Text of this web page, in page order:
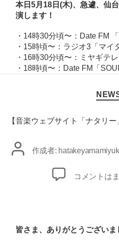
ン
ペ
ー
本日5月18日(木)、急遽、仙
演します！
・14時30分頃〜：Date FM 「
・15時頃〜：ラジオ3「 マイ
・16時30分頃〜：ミヤギテレ
・18時頃〜：Date FM「
カ
テ
リ
【音楽ウェブサイト「ナタリ
投
作成者:
【音
ブ
コメントは
皆さま、ありがとうございま